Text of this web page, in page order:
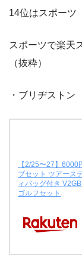
14位はスポーツ
スポーツで楽天
（抜粋）
・ブリヂスト
【2/25〜27】6000
ブセット ツアース
ィバッグ付き
ゴルフセット